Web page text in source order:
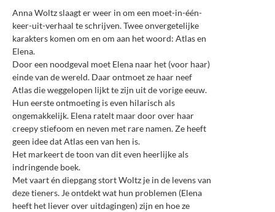
Anna Woltz slaagt er weer in om een moet-in-één-
keer-uit-verhaal te schrijven. Twee onvergetelijke
karakters komen om en om aan het woord: Atlas en
Elena.
Door een noodgeval moet Elena naar het (voor haar)
einde van de wereld. Daar ontmoet ze haar neef
Atlas die weggelopen lijkt te zijn uit de vorige eeuw.
Hun eerste ontmoeting is even hilarisch als
ongemakkelijk. Elena ratelt maar door over haar
creepy stiefoom en neven met rare namen. Ze heeft
geen idee dat Atlas een van hen is.
Het markeert de toon van dit even heerlijke als
indringende boek.
Met vaart én diepgang stort Woltz je in de levens van
deze tieners. Je ontdekt wat hun problemen (Elena
heeft het liever over uitdagingen) zijn en hoe ze